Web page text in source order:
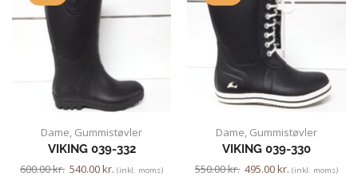
Dame, Gummistøvler
VIKING 039-332
600.00kr. 540.00kr. (inkl. moms)
Dame, Gummistøvler
VIKING 039-330
550.00kr. 495.00kr. (inkl. moms)